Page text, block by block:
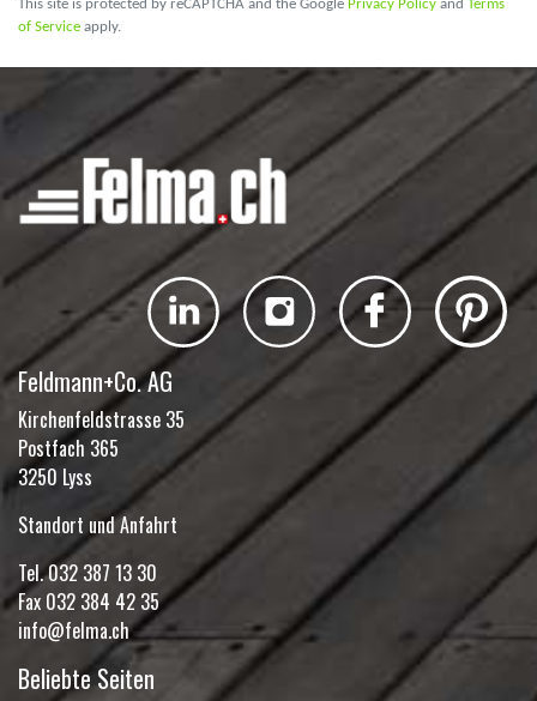
This site is protected by reCAPTCHA and the Google Privacy Policy and Terms
of Service apply.
Feldmann+Co. AG
Kirchenfeldstrasse 35
Postfach 365
3250 Lyss
Standort und Anfahrt
Tel.032 387 13 30
Fax 032 384 42 35
info@felma.ch
Beliebte Seiten